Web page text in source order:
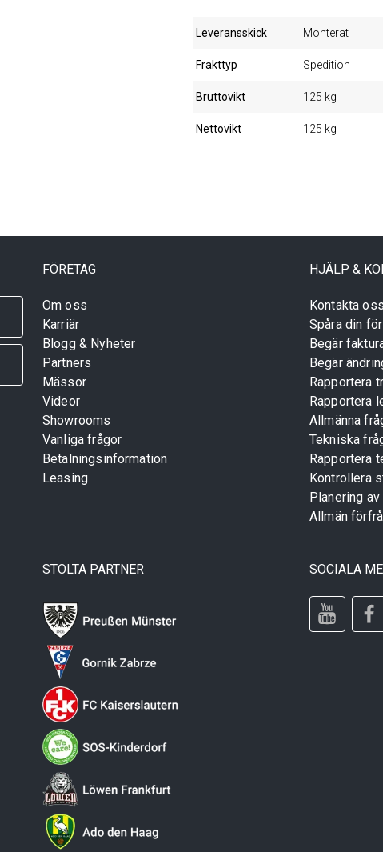
Leveransskick Monterat
Frakttyp Spedition
Bruttovikt 125 kg
Nettovikt 125 kg
FÖRETAG
Om oss
Karriär
Blogg & Nyheter
Partners
Mässor
Videor
Showrooms
Vanliga frågor
Betalningsinformation
Leasing
HJÄLP &
Kontakta oss
Spåra din
Begär
Begär
Rapportera
Rapportera
Allmänna
Tekniska
Rapportera
Kontrollera
Planering
Allmän
STOLTA PARTNER SOCIALA